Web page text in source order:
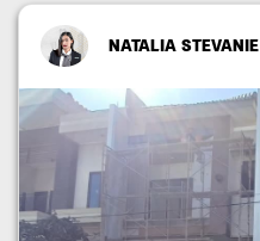
NATALIA STEVANIE